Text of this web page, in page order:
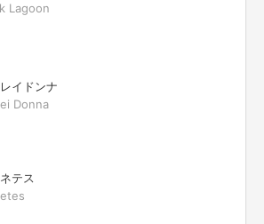
Lagoon
イドンナ
Donna
テス